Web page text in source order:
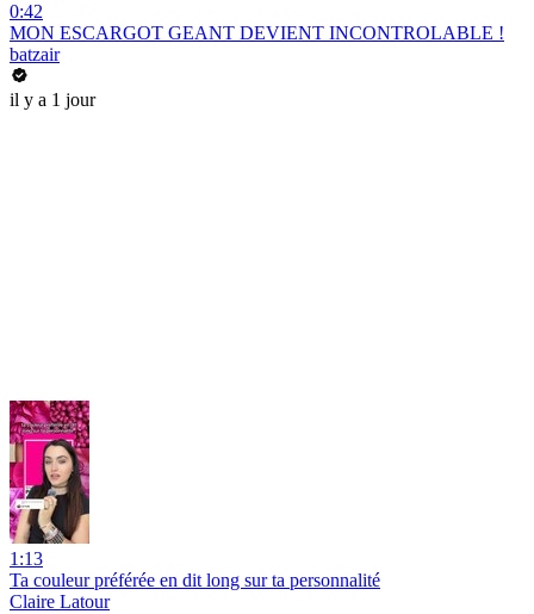
0:42
MON ESCARGOT GEANT DEVIENT INCONTROLABLE !
batzair
il y a 1 jour
1:13
Ta couleur préférée en dit long sur ta personnalité
Claire Latour